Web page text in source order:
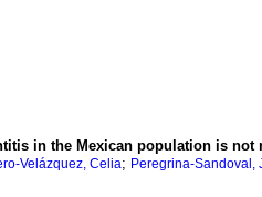
in the Mexican population is not
Velázquez, Celia; Peregrina-Sandoval,